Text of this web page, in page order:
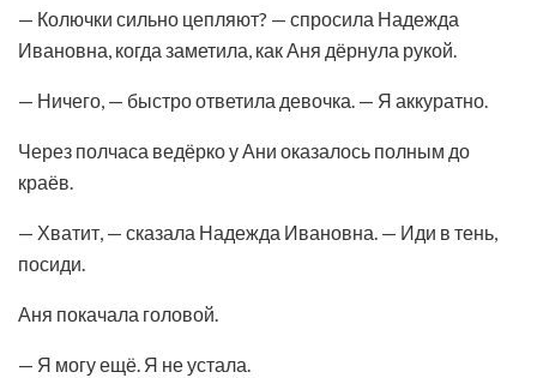
— Колючки сильно цепляют? — спросила Надежда
Ивановна, когда заметила, как Аня дёрнула рукой.
— Ничего, — быстро ответила девочка. — Я аккуратно.
Через полчаса ведёрко у Ани оказалось полным до
краёв.
— Хватит, — сказала Надежда Ивановна. — Иди в тень,
посиди.
Аня покачала головой.
— Я могу ещё. Я не устала.